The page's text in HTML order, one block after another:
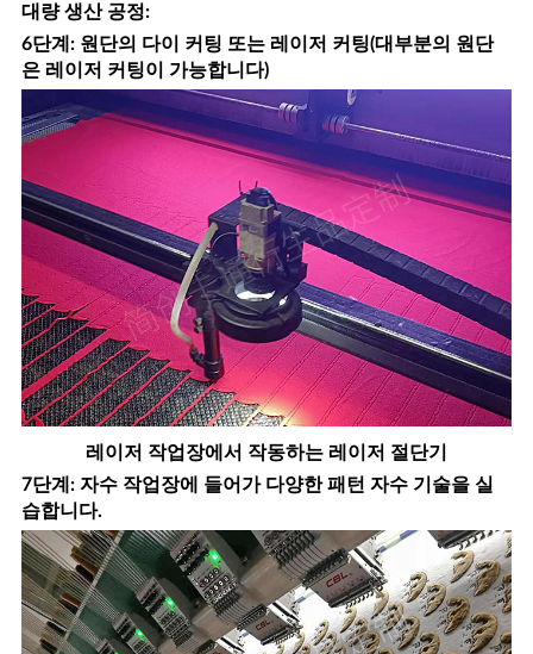
대량 생산 공정:
6단계: 원단의 다이 커팅 또는 레이저 커팅(대부분의 원단
은 레이저 커팅이 가능합니다)
레이저 작업장에서 작동하는 레이저 절단기
7단계: 자수 작업장에 들어가 다양한 패턴 자수 기술을 실
습합니다.